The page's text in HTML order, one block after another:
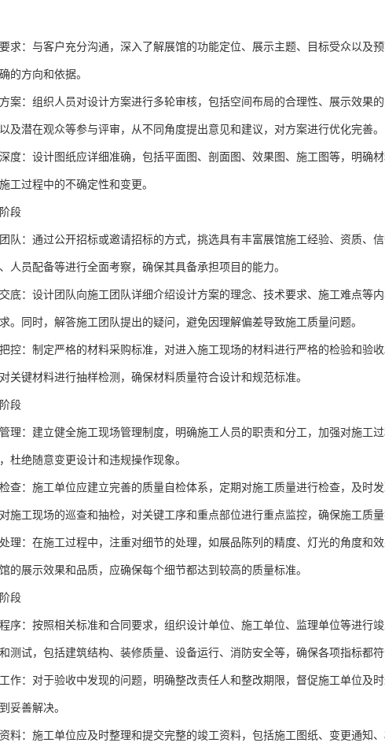
求：与客户充分沟通，深入了解展馆的功能定位、展示主题、目标受众以及
的方向和依据。
案：组织人员对设计方案进行多轮审核，包括空间布局的合理性、展示效果
及潜在观众等参与评审，从不同角度提出意见和建议，对方案进行优化完善。
度：设计图纸应详细准确，包括平面图、剖面图、效果图、施工图等，明确
工过程中的不确定性和变更。
段
队：通过公开招标或邀请招标的方式，挑选具有丰富展馆施工经验、资质、
人员配备等进行全面考察，确保其具备承担项目的能力。
底：设计团队向施工团队详细介绍设计方案的理念、技术要求、施工难点等
。同时，解答施工团队提出的疑问，避免因理解偏差导致施工质量问题。
控：制定严格的材料采购标准，对进入施工现场的材料进行严格的检验和验
关键材料进行抽样检测，确保材料质量符合设计和规范标准。
段
理：建立健全施工现场管理制度，明确施工人员的职责和分工，加强对施工
杜绝随意变更设计和违规操作现象。
查：施工单位应建立完善的质量自检体系，定期对施工质量进行检查，及时
施工现场的巡查和抽检，对关键工序和重点部位进行重点监控，确保施工质量
理：在施工过程中，注重对细节的处理，如展品陈列的精度、灯光的角度和
的展示效果和品质，应确保每个细节都达到较高的质量标准。
段
序：按照相关标准和合同要求，组织设计单位、施工单位、监理单位等进行
测试，包括建筑结构、装修质量、设备运行、消防安全等，确保各项指标都符
作：对于验收中发现的问题，明确整改责任人和整改期限，督促施工单位及
妥善解决。
料：施工单位应及时整理和提交完整的竣工资料，包括施工图纸、变更通知